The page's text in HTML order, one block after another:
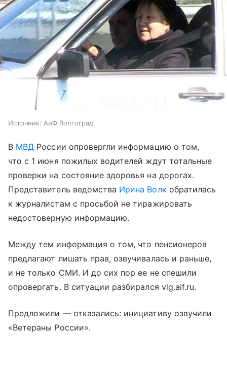
Источник: АиФ Волгоград
В МВД России опровергли информацию о том,
что с 1 июня пожилых водителей ждут тотальные
проверки на состояние здоровья на дорогах.
Представитель ведомства Ирина Волк обратилась
к журналистам с просьбой не тиражировать
недостоверную информацию.
Между тем информация о том, что пенсионеров
предлагают лишать прав, озвучивалась и раньше,
и не только СМИ. И до сих пор ее не спешили
опровергать. В ситуации разбирался vlg.aif.ru.
Предложили — отказались: инициативу озвучили
«Ветераны России».